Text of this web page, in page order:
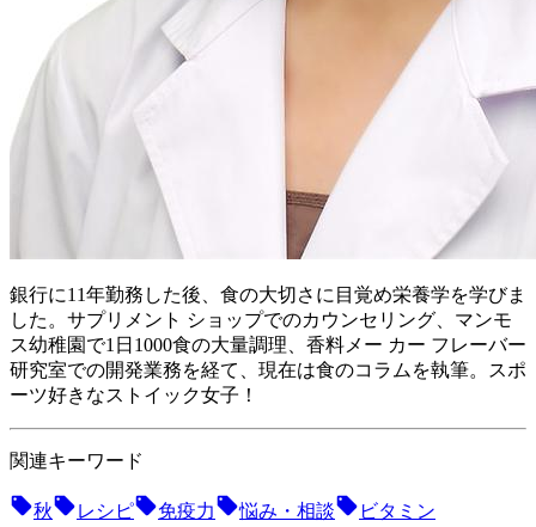
銀行に11年勤務した後、食の大切さに目覚め栄養学を学びま
した。サプリメント ショップでのカウンセリング、マンモ
ス幼稚園で1日1000食の大量調理、香料メー カー フレーバー
研究室での開発業務を経て、現在は食のコラムを執筆。スポ
ーツ好きなストイック女子！
関連キーワード
秋 レシピ 免疫力 悩み・相談 ビタミン